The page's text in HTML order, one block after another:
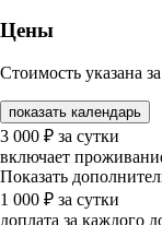
Цены
Стоимость указана
показать календарь
3 000 ₽ за сутки
включает
Показать
1 000 ₽ за сутки
доплата за каждого